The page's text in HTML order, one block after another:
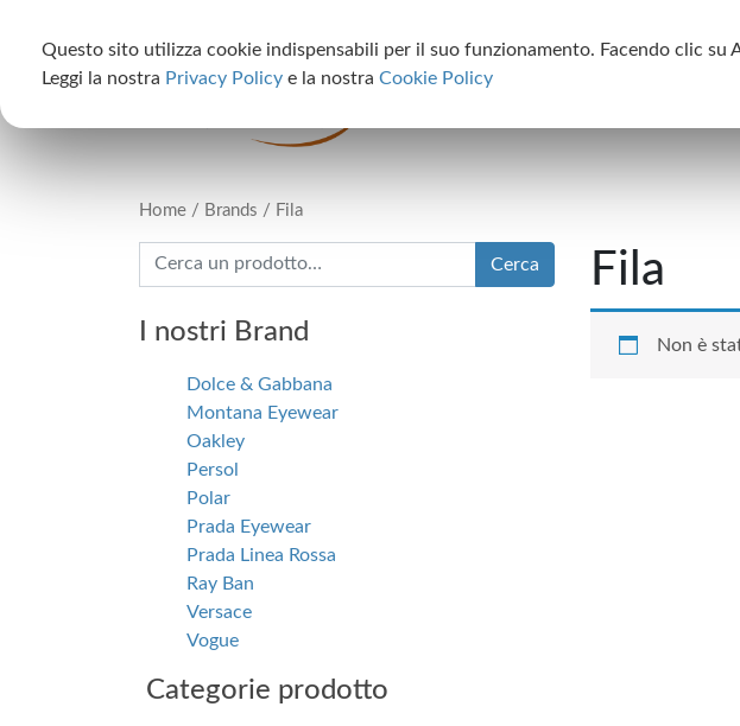
Home / Brands / Fila
Search for: Cerca
I nostri Brand
Dolce & Gabbana
Montana Eyewear
Oakley
Persol
Polar
Prada Eyewear
Prada Linea Rossa
Ray Ban
Versace
Vogue
Categorie prodotto
Fila
Non è
Questo sito utilizza cookie indispensabili per il suo funzionamento. Facendo clic
Leggi la nostra Privacy Policy e la nostra Cookie Policy